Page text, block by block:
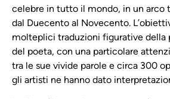
celebre in tutto il mondo, in un arco
dal Duecento al Novecento.
molteplici traduzioni figurative della
del poeta, con una particolare
tra le sue vivide parole e circa 300
gli artisti ne hanno dato